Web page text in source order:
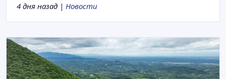
4 дня назад | Новости